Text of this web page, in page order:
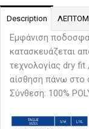
Description
Εμφάνιση
κατασκευάζεται
τεχνολογίας dry fit
αίσθηση πάνω στο
Σύνθεση: 100%